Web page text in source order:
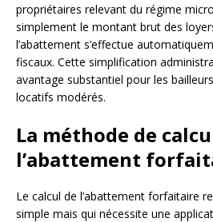
propriétaires relevant du régime
simplement le montant brut des
l’abattement s’effectue
fiscaux. Cette simplification
avantage substantiel pour les
locatifs modérés.
La méthode de
l’abattement
Le calcul de l’abattement forfaitaire
simple mais qui nécessite une